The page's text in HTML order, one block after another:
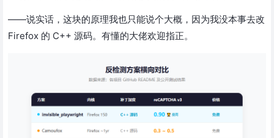
——说实话，这块的原理我也只能说个大概，因为我没本事去改
Firefox 的 C++ 源码。有懂的大佬欢迎指正。